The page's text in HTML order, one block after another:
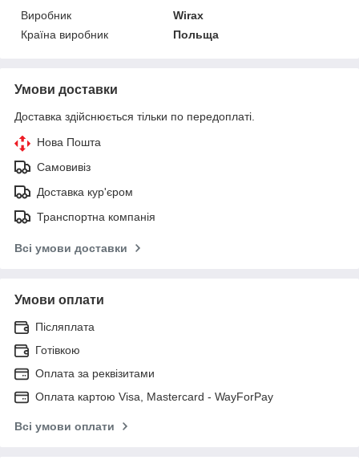
Виробник
Wirax
Країна виробник
Польща
Умови доставки
Доставка здійснюється тільки по передоплаті.
Нова Пошта
Самовивіз
Доставка кур'єром
Транспортна компанія
Всі умови доставки
Умови оплати
Післяплата
Готівкою
Оплата за реквізитами
Оплата картою Visa, Mastercard - WayForPay
Всі умови оплати